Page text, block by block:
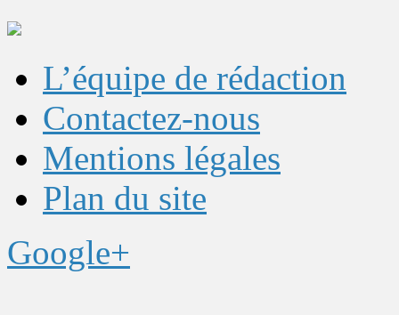
L’équipe de rédaction
Contactez-nous
Mentions légales
Plan du site
Google+